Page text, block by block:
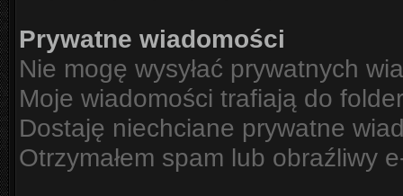
Prywatne wiadomości
Nie mogę wysyłać prywatnych
Moje wiadomości trafiają do
Dostaję niechciane prywatne
Otrzymałem spam lub obraźliwy